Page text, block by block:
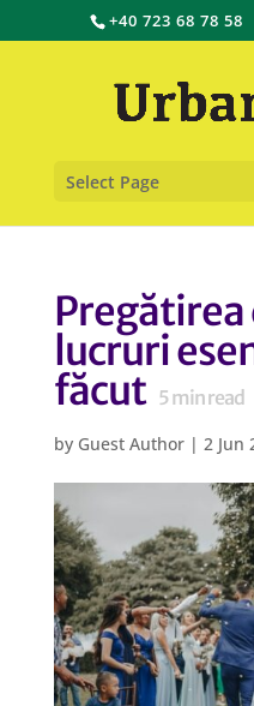
+40 723 68 78 58
Select Page
Pregătirea
lucruri
făcut 5min read
by Guest Author| 2 Jun